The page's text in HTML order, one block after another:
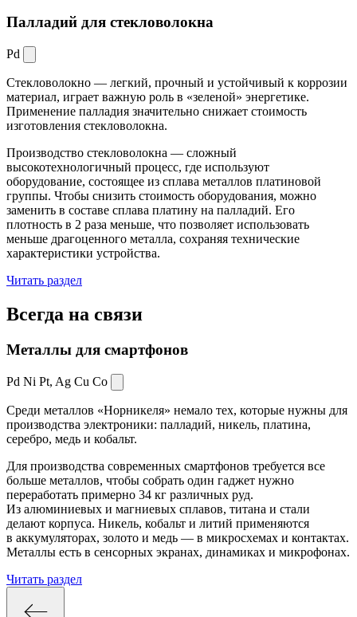
Палладий для стекловолокна
Pd
Стекловолокно — легкий, прочный и устойчивый к коррозии
материал, играет важную роль в «зеленой» энергетике.
Применение палладия значительно снижает стоимость
изготовления стекловолокна.
Производство стекловолокна — сложный
высокотехнологичный процесс, где используют
оборудование, состоящее из сплава металлов платиновой
группы. Чтобы снизить стоимость оборудования, можно
заменить в составе сплава платину на палладий. Его
плотность в 2 раза меньше, что позволяет использовать
меньше драгоценного металла, сохраняя технические
характеристики устройства.
Читать раздел
Всегда на связи
Металлы для смартфонов
Pd Ni Pt, Ag Cu Co
Среди металлов «Норникеля» немало тех, которые нужны для
производства электроники: палладий, никель, платина,
серебро, медь и кобальт.
Для производства современных смартфонов требуется все
больше металлов, чтобы собрать один гаджет нужно
переработать примерно 34 кг различных руд.
Из алюминиевых и магниевых сплавов, титана и стали
делают корпуса. Никель, кобальт и литий применяются
в аккумуляторах, золото и медь — в микросхемах и контактах.
Металлы есть в сенсорных экранах, динамиках и микрофонах.
Читать раздел